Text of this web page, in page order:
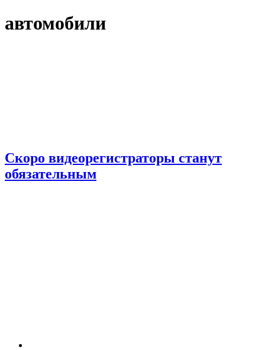
автомобили
Скоро видеорегистраторы станут
обязательным